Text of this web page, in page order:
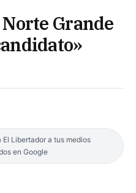
Grande
El Libertador a tus medios
en Google